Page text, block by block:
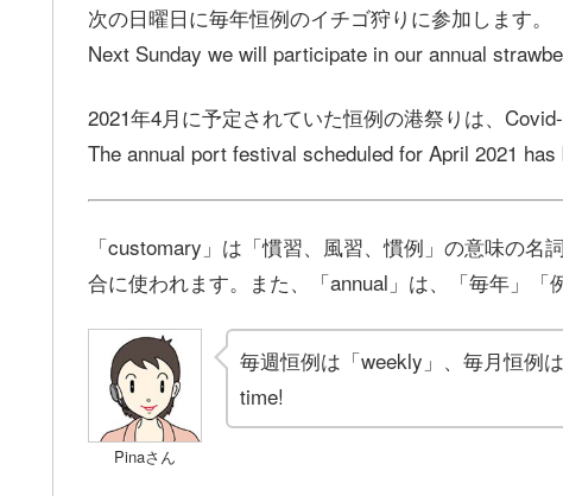
次の日曜日に毎年恒例のイチゴ狩りに参加します。
Next Sunday we will participate in our annual
2021年4月に予定されていた恒例の港祭りは、
The annual port festival scheduled for April 2021
「customary」は「慣習、風習、慣例」の意味の
合に使われます。また、「annual」は、「毎年」「
Pinaさん
毎週恒例は「weekly」、毎月恒例
time!